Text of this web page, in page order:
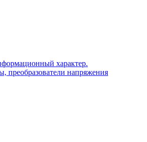
характер.
преобразователи напряжения